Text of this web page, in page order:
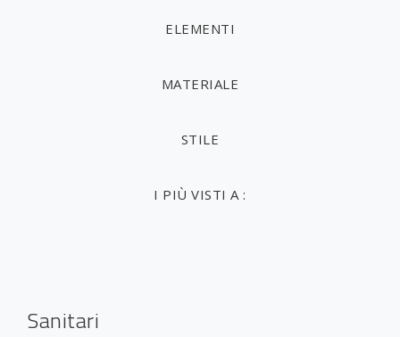
ELEMENTI
MATERIALE
STILE
I PIÙ VISTI A :
Sanitari